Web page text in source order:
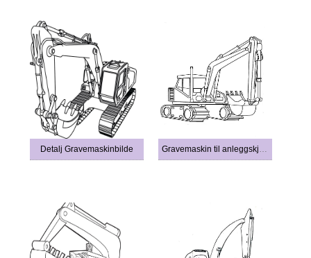
Detalj Gravemaskinbilde Gravemaskin til anleggskjøretøy